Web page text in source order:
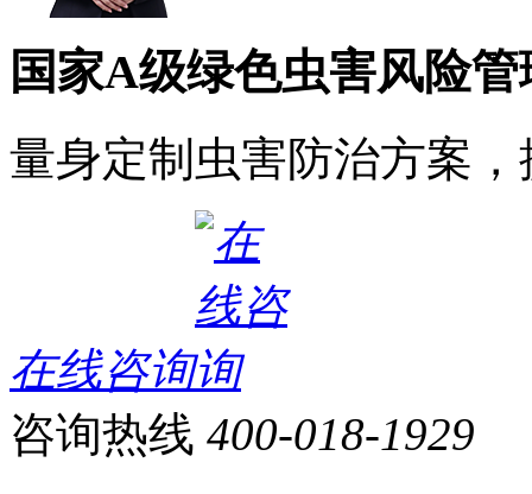
国家A级绿色虫害风险
量身定制虫害防治方案
在线咨询
咨询热线 400-018-1929